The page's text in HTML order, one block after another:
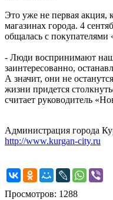
Это уже не первая акция,
магазинах города. 4
общалась с покупателями
- Люди воспринимают
заинтересованно,
А значит, они не
жизни придется
считает руководитель
Администрация города
http://www.kurgan-city.ru
Просмотров: 1288